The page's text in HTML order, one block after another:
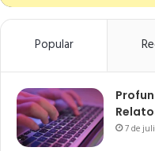
Popular
7 de